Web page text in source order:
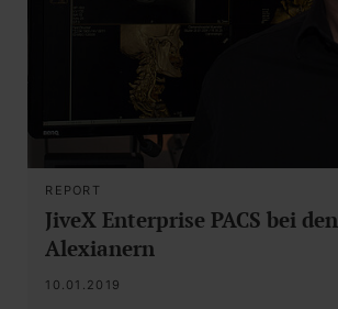
REPORT
JiveX Enterprise PACS bei den
Alexianern
10.01.2019